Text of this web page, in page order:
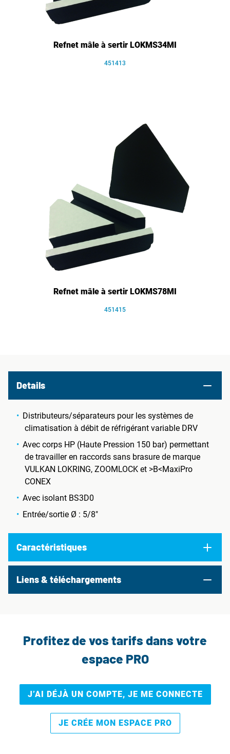
Refnet mâle à sertir LOKMS34MI
451413
Refnet mâle à sertir LOKMS78MI
451415
Details
Distributeurs/séparateurs pour les systèmes de
climatisation à débit de réfrigérant variable DRV
Avec corps HP (Haute Pression 150 bar) permettant
de travailler en raccords sans brasure de marque
VULKAN LOKRING, ZOOMLOCK et >B<MaxiPro
CONEX
Avec isolant BS3D0
Entrée/sortie Ø : 5/8"
Caractéristiques
Liens & téléchargements
Profitez de vos tarifs dans votre
espace PRO
J’AI DÉJÀ UN COMPTE, JE ME CONNECTE
JE CRÉE MON ESPACE PRO